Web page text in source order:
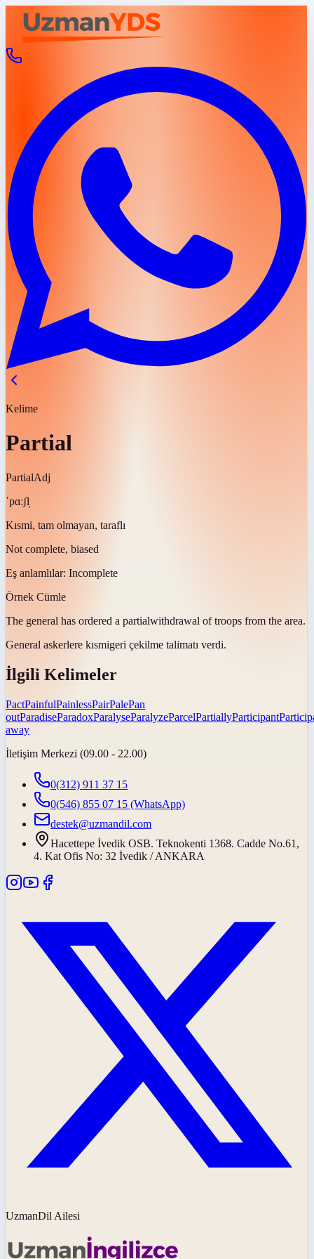
Kelime
Partial
PartialAdj
ˈpɑːʃl̩
Kısmi, tam olmayan, taraflı
Not complete, biased
Eş anlamlılar: Incomplete
Örnek Cümle
The general has ordered a partialwithdrawal of troops from the area.
General askerlere kısmigeri çekilme talimatı verdi.
İlgili Kelimeler
PactPainfulPainlessPairPalePan
outParadiseParadoxParalyseParalyzeParcelPartiallyParticipant
away
İletişim Merkezi (09.00 - 22.00)
0(312) 911 37 15
0(546) 855 07 15 (WhatsApp)
destek@uzmandil.com
Hacettepe İvedik OSB. Teknokenti 1368. Cadde No.61,
4. Kat Ofis No: 32 İvedik / ANKARA
UzmanDil Ailesi